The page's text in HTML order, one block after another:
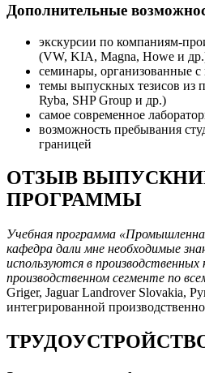
Дополнительные
экскурсии по компаниям-
(VW, KIA, Magna, Howe и
семинары, организованные с
темы выпускных тезисов из
Ryba, SHP Group и др.)
самое современное
возможность пребывания
границей
ОТЗЫВ
ПРОГРАММЫ
Учебная программа
кафедра дали мне необходимые
используются в
производственном сегменте по
Griger, Jaguar Landrover Slovakia,
интегрированной